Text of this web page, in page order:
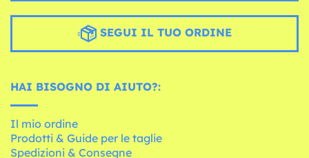
SEGUI IL TUO ORDINE
HAI BISOGNO DI AIUTO?:
Il mio ordine
Prodotti & Guide per le taglie
Spedizioni & Consegne